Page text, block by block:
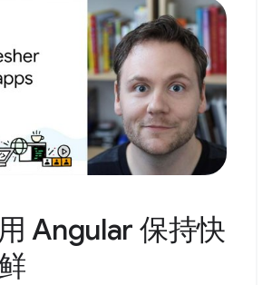
Angular 保持快